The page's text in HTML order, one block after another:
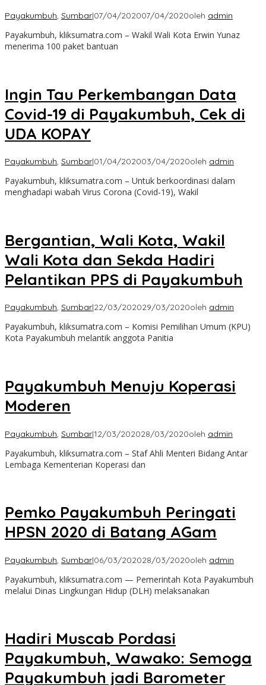
Payakumbuh, Sumbar|07/04/202007/04/2020oleh admin
Payakumbuh, kliksumatra.com – Wakil Wali Kota Erwin Yunaz
menerima 100 paket bantuan
Ingin Tau Perkembangan Data
Covid-19 di Payakumbuh, Cek di
UDA KOPAY
Payakumbuh, Sumbar|01/04/202003/04/2020oleh admin
Payakumbuh, kliksumatra.com – Untuk berkoordinasi dalam
menghadapi wabah Virus Corona (Covid-19), Wakil
Bergantian, Wali Kota, Wakil
Wali Kota dan Sekda Hadiri
Pelantikan PPS di Payakumbuh
Payakumbuh, Sumbar|22/03/202029/03/2020oleh admin
Payakumbuh, kliksumatra.com – Komisi Pemilihan Umum (KPU)
Kota Payakumbuh melantik anggota Panitia
Payakumbuh Menuju Koperasi
Moderen
Payakumbuh, Sumbar|12/03/202028/03/2020oleh admin
Payakumbuh, kliksumatra.com – Staf Ahli Menteri Bidang Antar
Lembaga Kementerian Koperasi dan
Pemko Payakumbuh Peringati
HPSN 2020 di Batang AGam
Payakumbuh, Sumbar|06/03/202028/03/2020oleh admin
Payakumbuh, kliksumatra.com — Pemerintah Kota Payakumbuh
melalui Dinas Lingkungan Hidup (DLH) melaksanakan
Hadiri Muscab Pordasi
Payakumbuh, Wawako: Semoga
Payakumbuh jadi Barometer